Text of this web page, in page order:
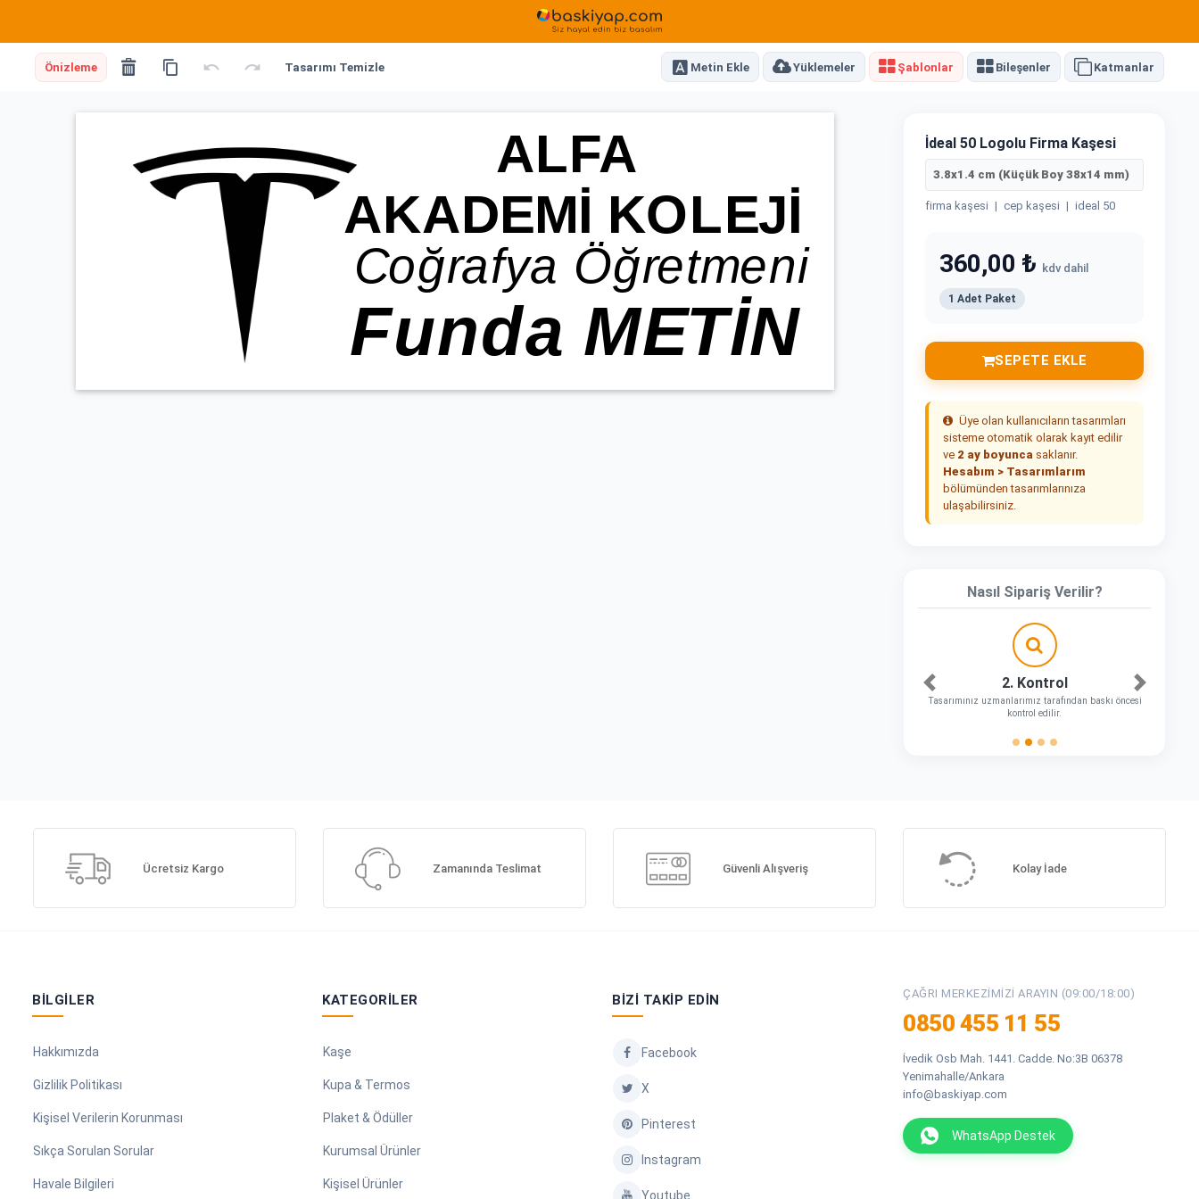
Önizleme Tasarımı Temizle Metin Ekle Yüklemeler Şablonlar Bileşenler Katmanlar
İdeal 50 Logolu Firma Kaşesi
3.8x1.4 cm (Küçük Boy 38x14 mm)
firma kaşesi | cep kaşesi | ideal 50
360,00 ₺ kdv dahil
1 Adet Paket
SEPETE EKLE
Üye olan kullanıcıların tasarımları
sisteme otomatik olarak kayıt edilir
ve 2 ay boyunca saklanır.
Hesabım > Tasarımlarım
bölümünden tasarımlarınıza
ulaşabilirsiniz.
Nasıl Sipariş Verilir?
2. Kontrol
Tasarımınız uzmanlarımız tarafından baskı öncesi
kontrol edilir.
Önceki Sonraki
Ücretsiz Kargo Zamanında Teslimat Güvenli Alışveriş Kolay İade
BILGILER
Hakkımızda
Gizlilik Politikası
Kişisel Verilerin Korunması
Sıkça Sorulan Sorular
Havale Bilgileri
KATEGORILER
Kaşe
Kupa & Termos
Plaket & Ödüller
Kurumsal Ürünler
Kişisel Ürünler
BIZI TAKIP EDIN
Facebook
X
Pinterest
Instagram
Youtube
ÇAĞRI MERKEZIMIZI ARAYIN (09:00/18:00)
0850 455 11 55
İvedik Osb Mah. 1441. Cadde. No:3B 06378
Yenimahalle/Ankara
info@baskiyap.com
WhatsApp Destek